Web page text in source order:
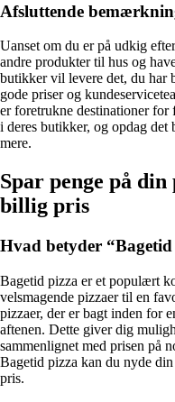
Afsluttende
Uanset om du er på udkig
andre produkter til hus og
butikker vil levere det, du har
gode priser og
er foretrukne destinationer for
i deres butikker, og opdag det
mere.
Spar penge på
billig pris
Hvad betyder “Bagetid
Bagetid pizza er et populært
velsmagende pizzaer til en
pizzaer, der er bagt inden for
aftenen. Dette giver dig
sammenlignet med prisen på
Bagetid pizza kan du nyde
pris.